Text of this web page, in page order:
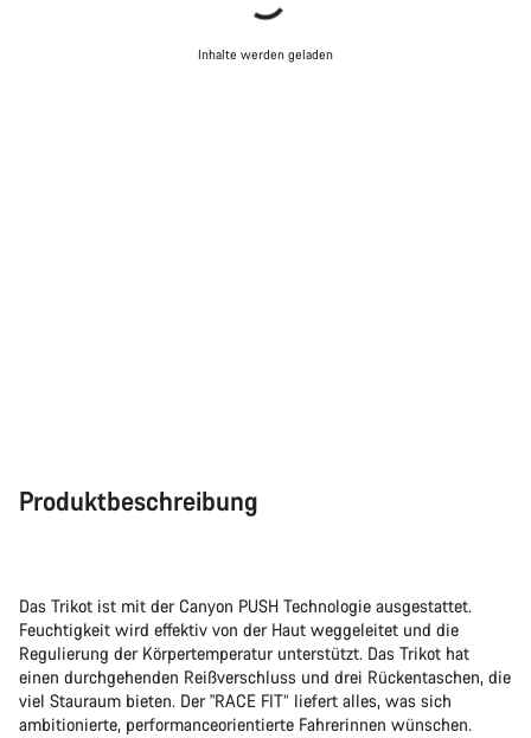
Inhalte werden geladen
Produktbeschreibung
Das Trikot ist mit der Canyon PUSH Technologie ausgestattet.
Feuchtigkeit wird effektiv von der Haut weggeleitet und die
Regulierung der Körpertemperatur unterstützt. Das Trikot hat
einen durchgehenden Reißverschluss und drei Rückentaschen, die
viel Stauraum bieten. Der "RACE FIT“ liefert alles, was sich
ambitionierte, performanceorientierte Fahrerinnen wünschen.